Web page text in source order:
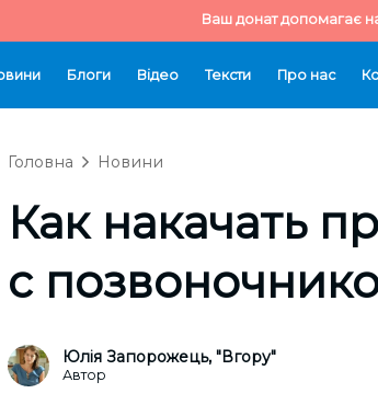
Ваш донат допомагає
Блоги Відео Тексти Про нас
Головна Новини
Как накачать
с
Юлія Запорожець, "Вгору"
Автор